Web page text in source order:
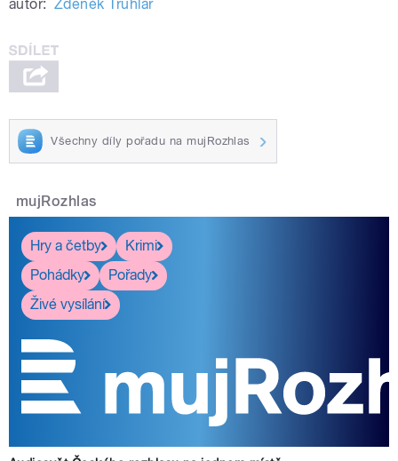
autor: Zdeněk Truhlář
Všechny díly pořadu na mujRozhlas
mujRozhlas
Hry a četby
Krimi
Pohádky
Pořady
Živé vysílání